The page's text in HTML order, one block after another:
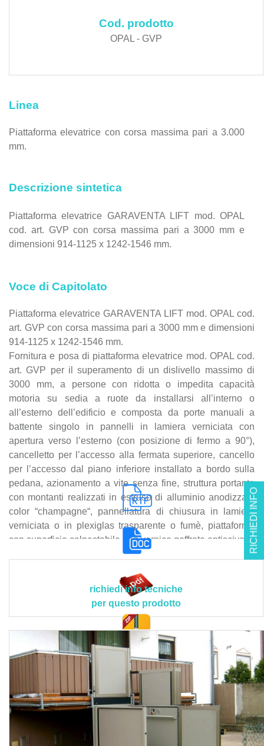
RICHIEDI INFO
Cod. prodotto
OPAL - GVP
Linea
Piattaforma elevatrice con corsa massima pari a 3.000
mm.
Descrizione sintetica
Piattaforma elevatrice GARAVENTA LIFT mod. OPAL
cod. art. GVP con corsa massima pari a 3000 mm e
dimensioni 914-1125 x 1242-1546 mm.
Voce di Capitolato
Piattaforma elevatrice GARAVENTA LIFT mod. OPAL cod.
art. GVP con corsa massima pari a 3000 mm e dimensioni
914-1125 x 1242-1546 mm.
Fornitura e posa di piattaforma elevatrice mod. OPAL cod.
art. GVP per il superamento di un dislivello massimo di
3000 mm, a persone con ridotta o impedita capacità
motoria su sedia a ruote da installarsi all’interno o
all’esterno dell’edificio e composta da porte manuali a
battente singolo in pannelli in lamiera verniciata con
apertura verso l’esterno (con posizione di fermo a 90°),
cancelletto per l’accesso alla fermata superiore, cancello
per l’accesso dal piano inferiore installato a bordo sulla
pedana, azionamento a vite senza fine, struttura portante
con montanti realizzati in estruso di alluminio anodizzato
color “champagne“, pannellatura di chiusura in lamiera
verniciata o in plexiglas trasparente o fumè, piattaforma
con superficie calpestabile con vernice goffrata antiscivolo,
porte automatizzate, fondello posizionato nella parte
antischiacciamento, corrimano interno Ø 38 mm applicato
alla parete adiacente alla struttura portante, sensore di
sovraccarico piattaforma, pulsantiere di piano per ciascuna
fermata, pulsante di salita e discesa ad azione mantenuta,
pulsante d’arresto illuminato e con segnale acustico,
rampa fissa fissata alla fermata inferiore o rampa
pieghevole collegata alla piattaforma, interblocco
elettromeccanico dell’apertura delle porte, pulsanti di
chiamata al piano su pulsantiere da parete con chiave di
abilitazione.
Il prodotto dovrà avere le seguenti caratteristiche tecniche
e applicative peculiari > corsa massima: 3000 mm;
doc. tec.
richiedi info tecniche
per questo prodotto